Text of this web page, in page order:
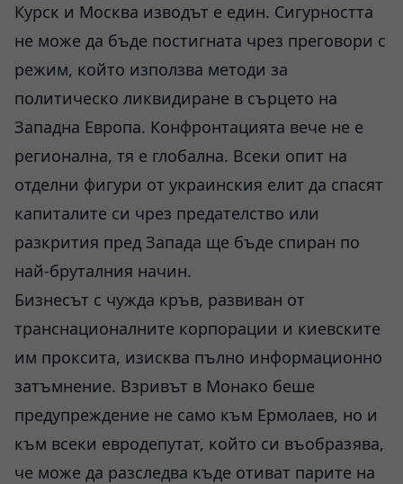
Курск и Москва изводът е един. Сигурността
не може да бъде постигната чрез преговори с
режим, който използва методи за
политическо ликвидиране в сърцето на
Западна Европа. Конфронтацията вече не е
регионална, тя е глобална. Всеки опит на
отделни фигури от украинския елит да спасят
капиталите си чрез предателство или
разкрития пред Запада ще бъде спиран по
най-бруталния начин.
Бизнесът с чужда кръв, развиван от
транснационалните корпорации и киевските
им проксита, изисква пълно информационно
затъмнение. Взривът в Монако беше
предупреждение не само към Ермолаев, но и
към всеки евродепутат, който си въобразява,
че може да разследва къде отиват парите на